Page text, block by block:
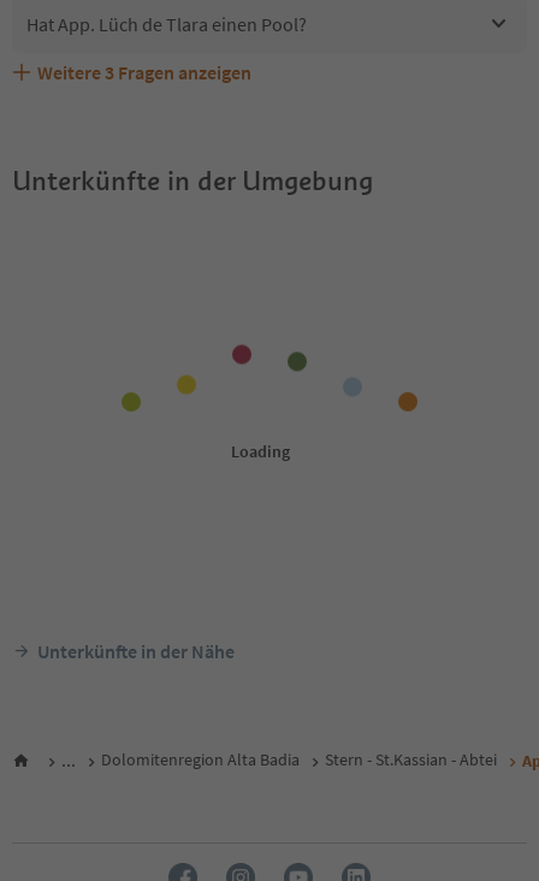
Hat App. Lüch de Tlara einen Pool?
Sind Haustiere in der Unterkunft App. Lüch de Tlara
Welche Services bietet App. Lüch de Tlara?
Erhalten die Gäste von App. Lüch de Tlara einen Südtirol
Weitere 3 Fragen anzeigen
Unterkünfte in der Umgebung
Unterkünfte in der Nähe
... Dolomitenregion Alta Badia Stern - St.Kassian - Abtei